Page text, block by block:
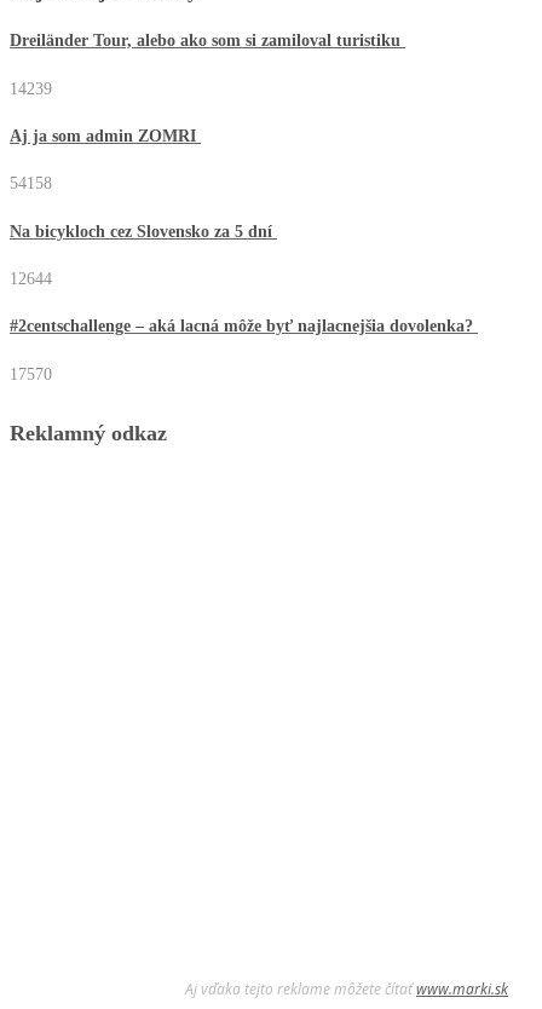
Dreiländer Tour, alebo ako som si zamiloval turistiku
14239
Aj ja som admin ZOMRI
54158
Na bicykloch cez Slovensko za 5 dní
12644
#2centschallenge – aká lacná môže byť najlacnejšia dovolenka?
17570
Reklamný odkaz
Aj vďaka tejto reklame môžete čítaťwww.marki.sk